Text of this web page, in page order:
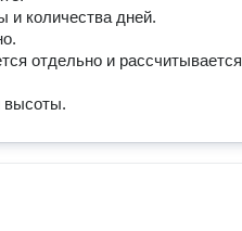
и количества дней.
отдельно и рассчитывается
высоты.